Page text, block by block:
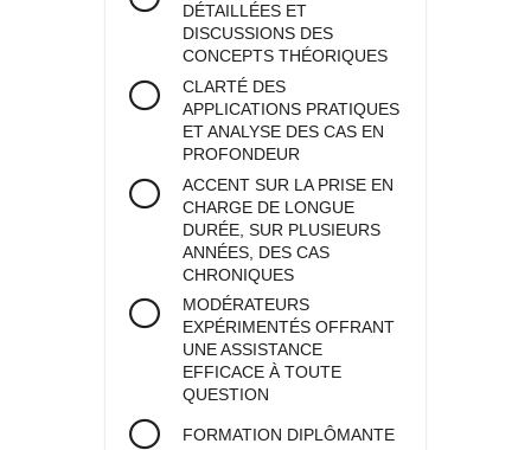
DÉTAILLÉES ET
DISCUSSIONS DES
CONCEPTS THÉORIQUES
CLARTÉ DES
APPLICATIONS PRATIQUES
ET ANALYSE DES CAS EN
PROFONDEUR
ACCENT SUR LA PRISE EN
CHARGE DE LONGUE
DURÉE, SUR PLUSIEURS
ANNÉES, DES CAS
CHRONIQUES
MODÉRATEURS
EXPÉRIMENTÉS OFFRANT
UNE ASSISTANCE
EFFICACE À TOUTE
QUESTION
FORMATION DIPLÔMANTE